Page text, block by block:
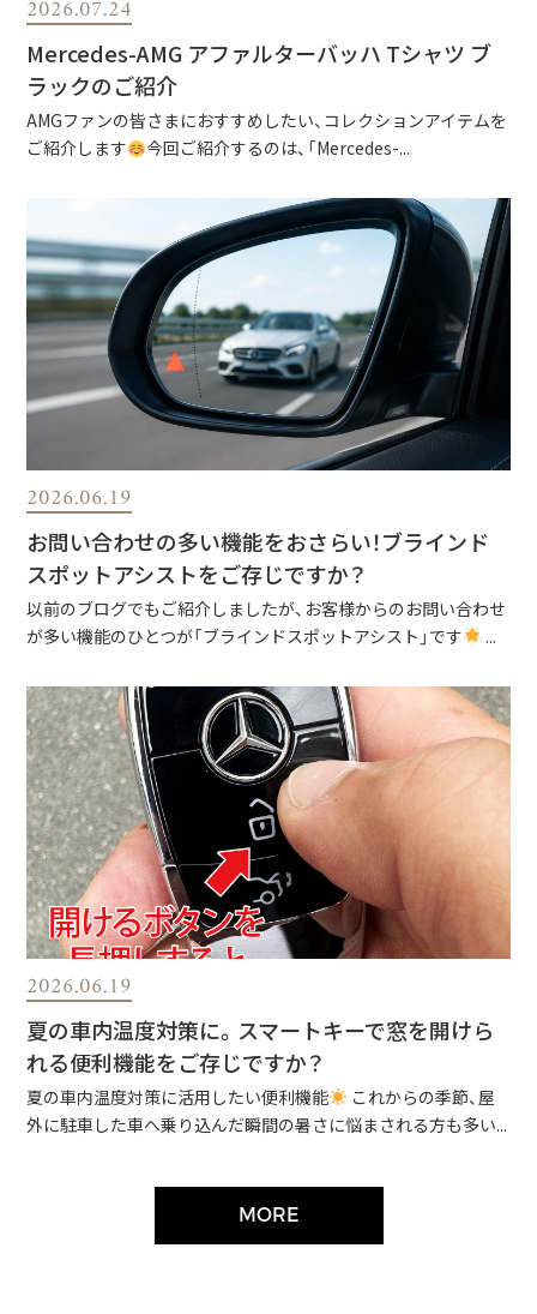
2026.07.24
Mercedes-AMG アファルターバッハ Tシャツ ブ
ラックのご紹介
AMGファンの皆さまにおすすめしたい、コレクションアイテムを
ご紹介します
今回ご紹介するのは、「Mercedes-...
2026.06.19
お問い合わせの多い機能をおさらい！ブラインド
スポットアシストをご存じですか？
以前のブログでもご紹介しましたが、お客様からのお問い合わせ
が多い機能のひとつが「ブラインドスポットアシスト」です
...
2026.06.19
夏の車内温度対策に。スマートキーで窓を開けら
れる便利機能をご存じですか？
夏の車内温度対策に活用したい便利機能
これからの季節、屋
外に駐車した車へ乗り込んだ瞬間の暑さに悩まされる方も多い...
MORE